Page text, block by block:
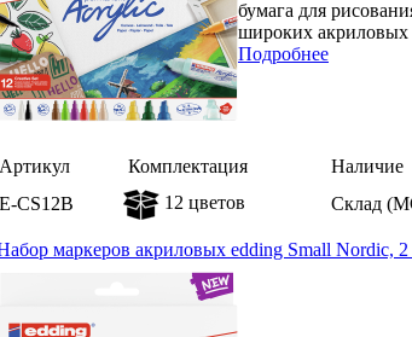
бумага для
широких акриловых
Подробнее
Артикул Комплектация Наличие
E-CS12B
12 цветов Склад
маркеров акриловых edding Small Nordic,